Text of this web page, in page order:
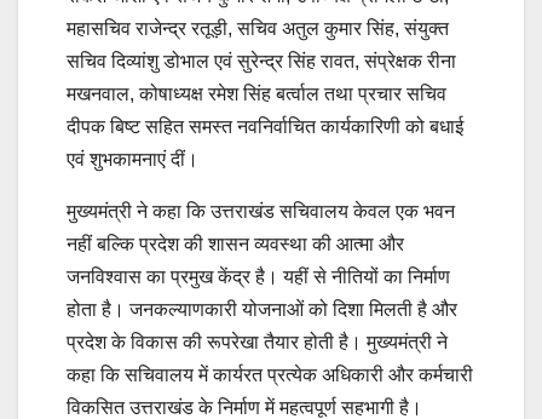
महासचिव राजेन्द्र रतूड़ी, सचिव अतुल कुमार सिंह, संयुक्त
सचिव दिव्यांशु डोभाल एवं सुरेन्द्र सिंह रावत, संप्रेक्षक रीना
मखनवाल, कोषाध्यक्ष रमेश सिंह बर्त्वाल तथा प्रचार सचिव
दीपक बिष्ट सहित समस्त नवनिर्वाचित कार्यकारिणी को बधाई
एवं शुभकामनाएं दीं।
मुख्यमंत्री ने कहा कि उत्तराखंड सचिवालय केवल एक भवन
नहीं बल्कि प्रदेश की शासन व्यवस्था की आत्मा और
जनविश्वास का प्रमुख केंद्र है। यहीं से नीतियों का निर्माण
होता है। जनकल्याणकारी योजनाओं को दिशा मिलती है और
प्रदेश के विकास की रूपरेखा तैयार होती है। मुख्यमंत्री ने
कहा कि सचिवालय में कार्यरत प्रत्येक अधिकारी और कर्मचारी
विकसित उत्तराखंड के निर्माण में महत्वपूर्ण सहभागी है।